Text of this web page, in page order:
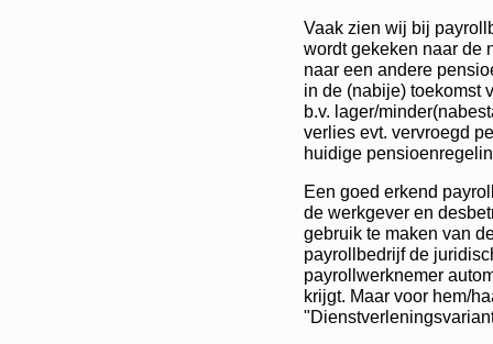
Vaak zien wij bij
wordt gekeken naar de
naar een andere
in de (nabije) toekomst
b.v. lager/
verlies evt. vervroegd
huidige
Een goed erkend
de werkgever en
gebruik te maken van
payrollbedrijf de
payrollwerknemer
krijgt. Maar voor hem/